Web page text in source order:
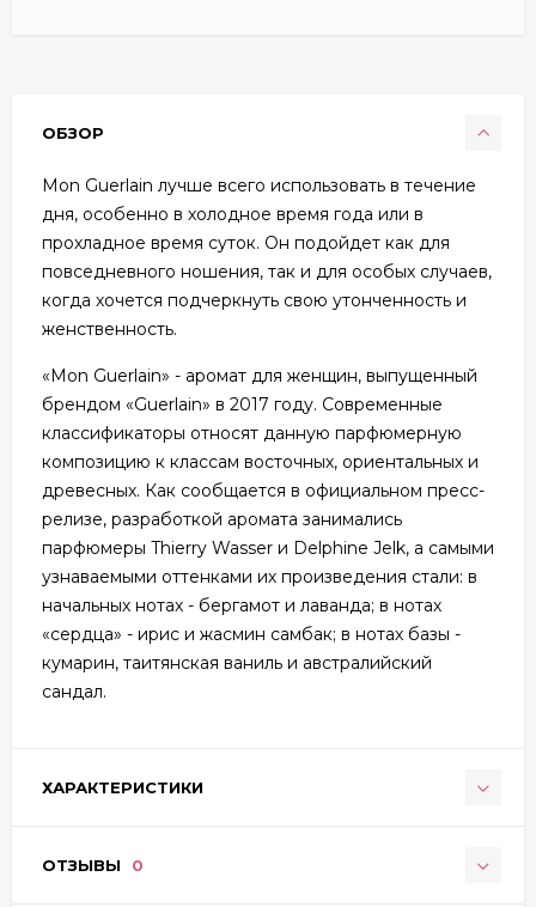
ОБЗОР
Mon Guerlain лучше всего использовать в течение
дня, особенно в холодное время года или в
прохладное время суток. Он подойдет как для
повседневного ношения, так и для особых случаев,
когда хочется подчеркнуть свою утонченность и
женственность.
«Mon Guerlain» - аромат для женщин, выпущенный
брендом «Guerlain» в 2017 году. Современные
классификаторы относят данную парфюмерную
композицию к классам восточных, ориентальных и
древесных. Как сообщается в официальном пресс-
релизе, разработкой аромата занимались
парфюмеры Thierry Wasser и Delphine Jelk, а самыми
узнаваемыми оттенками их произведения стали: в
начальных нотах - бергамот и лаванда; в нотах
«сердца» - ирис и жасмин самбак; в нотах базы -
кумарин, таитянская ваниль и австралийский
сандал.
ХАРАКТЕРИСТИКИ
ОТЗЫВЫ 0